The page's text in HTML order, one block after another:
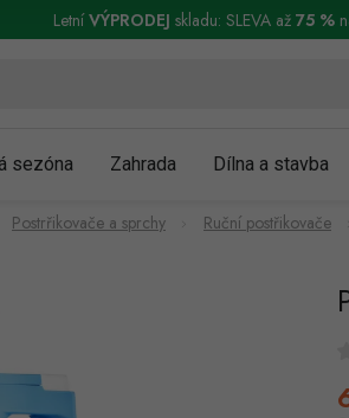
a reklamace Podmínky ochrany osobních
LetníVÝPRODEJ skladu: SLEVA až 75 %
sezóna Zahrada Dílna a stavba
Postrřikovače a sprchy Ruční postřikovače